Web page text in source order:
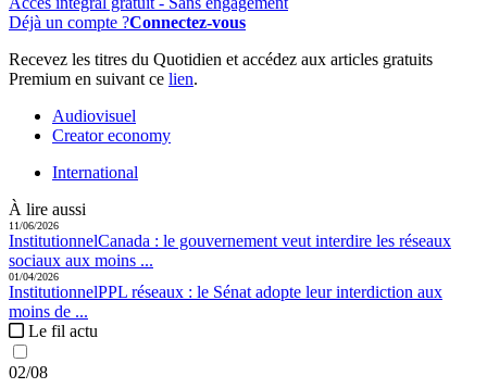
Déjà un compte ?Connectez-vous
Recevez les titres du Quotidien et accédez aux articles gratuits
Premium en suivant ce lien.
Audiovisuel
Creator economy
International
À lire aussi
11/06/2026
InstitutionnelCanada : le gouvernement veut interdire les réseaux
sociaux aux moins ...
01/04/2026
InstitutionnelPPL réseaux : le Sénat adopte leur interdiction aux
moins de ...
Le fil actu
02/08